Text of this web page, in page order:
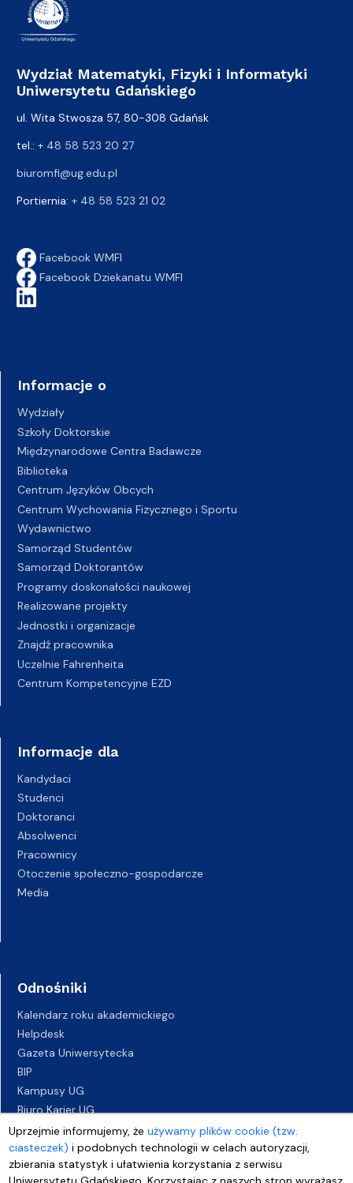
Uprzejmie informujemy, żeużywamy plików cookie (tzw.
ciasteczek) i podobnych technologii w celach autoryzacji,
zbierania statystyk i ułatwienia korzystania z serwisu
Wydział Matematyki, Fizyki i Informatyki
Uniwersytetu Gdańskiego
ul. Wita Stwosza 57, 80-308 Gdańsk
tel.: + 48 58 523 20 27
biuromfi@ug.edu.pl
Portiernia: + 48 58 523 21 02
Facebook WMFI
Facebook Dziekanatu WMFI
Informacje o
Wydziały
Szkoły Doktorskie
Międzynarodowe Centra Badawcze
Biblioteka
Centrum Języków Obcych
Centrum Wychowania Fizycznego i Sportu
Wydawnictwo
Samorząd Studentów
Samorząd Doktorantów
Programy doskonałości naukowej
Realizowane projekty
Jednostki i organizacje
Znajdź pracownika
Uczelnie Fahrenheita
Centrum Kompetencyjne EZD
Informacje dla
Kandydaci
Studenci
Doktoranci
Absolwenci
Pracownicy
Otoczenie społeczno-gospodarcze
Media
Odnośniki
Kalendarz roku akademickiego
Helpdesk
Gazeta Uniwersytecka
BIP
Kampusy UG
Biuro Karier UG
Oferty pracy
Deklaracja dostępności